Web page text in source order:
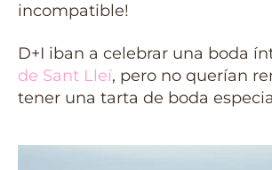
incompatible!
D+I iban a celebrar una boda
de Sant Lleí, pero no querían
tener una tarta de boda